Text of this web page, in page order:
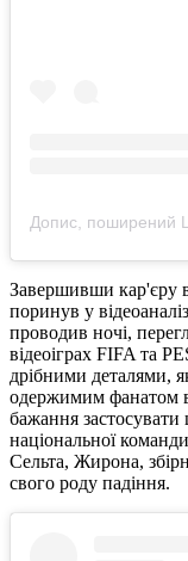
Завершивши кар'єру
поринув у
проводив ночі,
відеоіграх FIFA та
дрібними деталями,
одержимим фанатом
бажання застосувати
національної
Сельта, Жирона,
свого роду падіння.